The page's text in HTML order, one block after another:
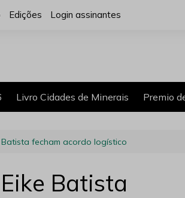
Edições Login assinantes
Livro Cidades de Minerais Premio
fecham acordo logístico
Batista